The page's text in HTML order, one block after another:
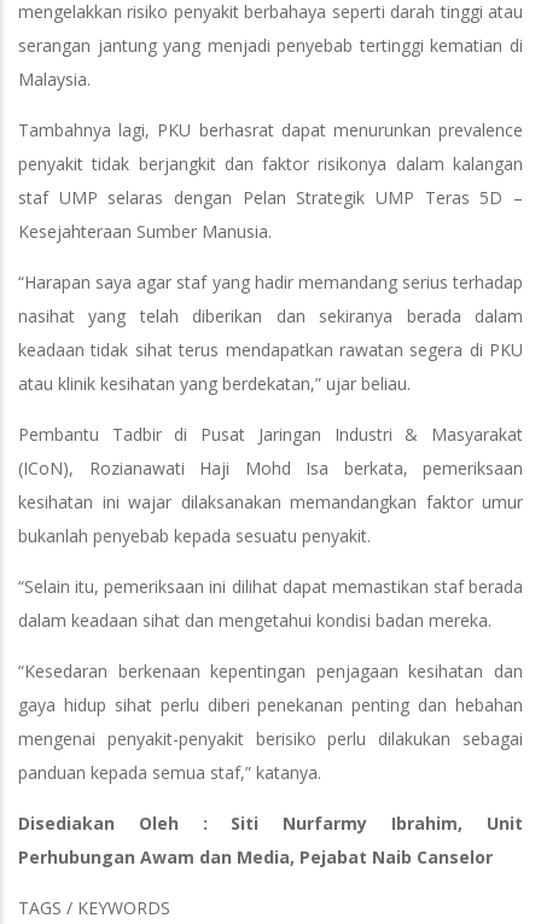
mengelakkan risiko penyakit berbahaya seperti darah tinggi atau
serangan jantung yang menjadi penyebab tertinggi kematian di
Malaysia.
Tambahnya lagi, PKU berhasrat dapat menurunkan prevalence
penyakit tidak berjangkit dan faktor risikonya dalam kalangan
staf UMP selaras dengan Pelan Strategik UMP Teras 5D –
Kesejahteraan Sumber Manusia.
“Harapan saya agar staf yang hadir memandang serius terhadap
nasihat yang telah diberikan dan sekiranya berada dalam
keadaan tidak sihat terus mendapatkan rawatan segera di PKU
atau klinik kesihatan yang berdekatan,” ujar beliau.
Pembantu Tadbir di Pusat Jaringan Industri & Masyarakat
(ICoN), Rozianawati Haji Mohd Isa berkata, pemeriksaan
kesihatan ini wajar dilaksanakan memandangkan faktor umur
bukanlah penyebab kepada sesuatu penyakit.
“Selain itu, pemeriksaan ini dilihat dapat memastikan staf berada
dalam keadaan sihat dan mengetahui kondisi badan mereka.
“Kesedaran berkenaan kepentingan penjagaan kesihatan dan
gaya hidup sihat perlu diberi penekanan penting dan hebahan
mengenai penyakit-penyakit berisiko perlu dilakukan sebagai
panduan kepada semua staf,” katanya.
Disediakan Oleh : Siti Nurfarmy Ibrahim, Unit
Perhubungan Awam dan Media, Pejabat Naib Canselor
TAGS / KEYWORDS